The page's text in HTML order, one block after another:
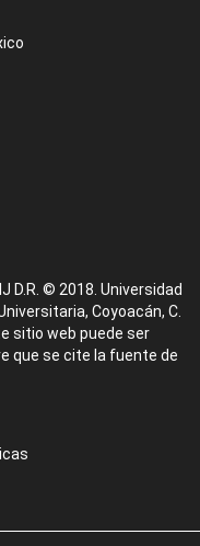
D.R. © 2018. Universidad
Coyoacán, C.
sitio web puede ser
que se cite la fuente de